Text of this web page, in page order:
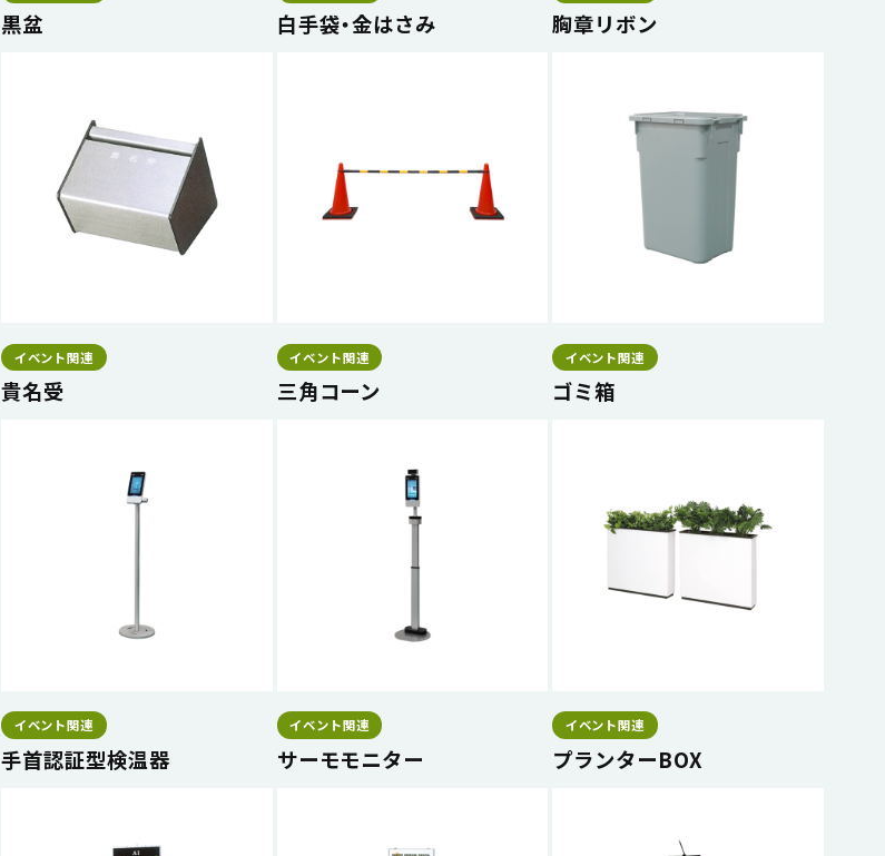
黒盆 白手袋・金はさみ 胸章リボン
イベント関連
貴名受
イベント関連
三角コーン
イベント関連
ゴミ箱
イベント関連
手首認証型検温器
イベント関連
サーモモニター
イベント関連
プランターBOX